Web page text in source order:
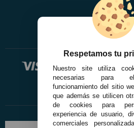
Respetamos tu
Nuestro site utiliza
necesarias para
funcionamiento del sitio
que además se utilicen
de cookies para
experiencia de usuario,
comerciales